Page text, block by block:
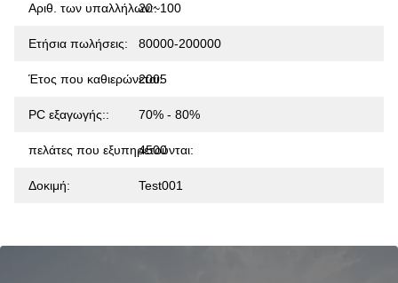
Αριθ. των υπαλλήλων::20~100
Ετήσια πωλήσεις: 80000-200000
Έτος που καθιερώνεται:
2005
PC εξαγωγής:: 70% - 80%
πελάτες που εξυπηρετούνται:
4500
Δοκιμή: Test001